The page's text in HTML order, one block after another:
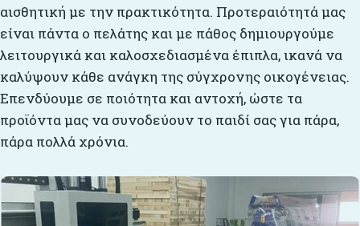
αισθητική με την πρακτικότητα. Προτεραιότητά μας
είναι πάντα ο πελάτης και με πάθος δημιουργούμε
λειτουργικά και καλοσχεδιασμένα έπιπλα, ικανά να
καλύψουν κάθε ανάγκη της σύγχρονης οικογένειας.
Επενδύουμε σε ποιότητα και αντοχή, ώστε τα
προϊόντα μας να συνοδεύουν το παιδί σας για πάρα,
πάρα πολλά χρόνια.